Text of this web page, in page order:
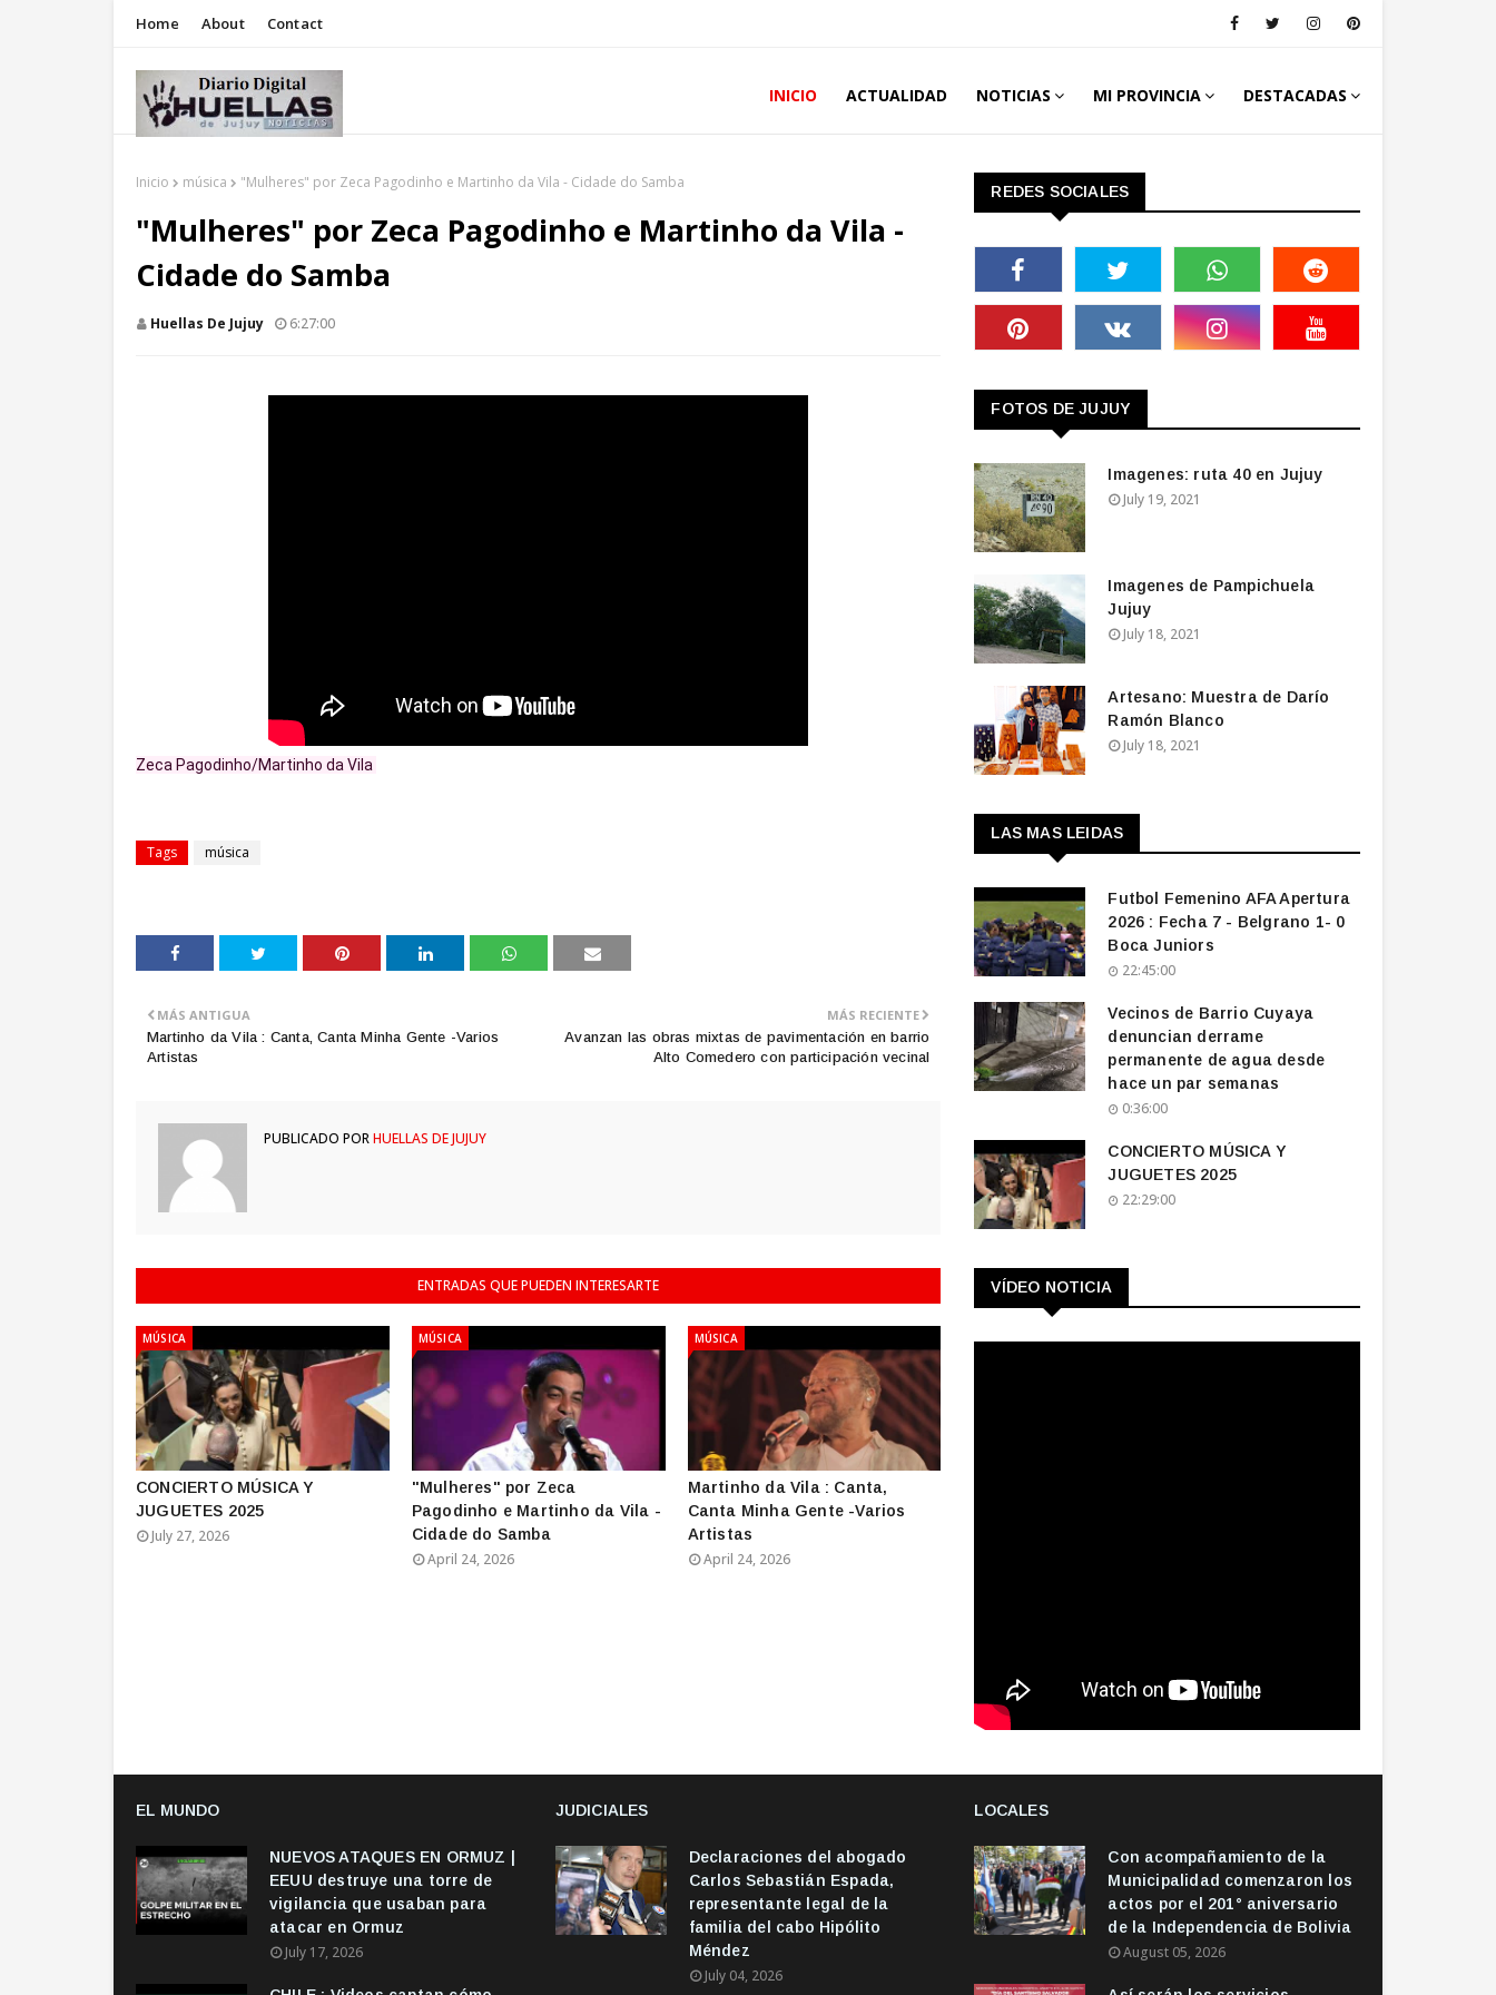
Home About Contact
INICIO ACTUALIDAD NOTICIAS MI PROVINCIA DESTACADAS
Inicio música "Mulheres" por Zeca Pagodinho e Martinho da Vila - Cidade do Samba
"Mulheres" por Zeca Pagodinho e Martinho da Vila -
Cidade do Samba
Huellas De Jujuy 6:27:00
Zeca Pagodinho/Martinho da Vila
Tags música
MÁS RECIENTE
Avanzan las obras mixtas de pavimentación en barrio
Alto Comedero con participación vecinal
MÁS ANTIGUA
Martinho da Vila : Canta, Canta Minha Gente -Varios
Artistas
PUBLICADO PORHUELLAS DE JUJUY
ENTRADAS QUE PUEDEN INTERESARTE
MÚSICA
CONCIERTO MÚSICA Y
JUGUETES 2025
July 27, 2026
MÚSICA
"Mulheres" por Zeca
Pagodinho e Martinho da Vila -
Cidade do Samba
April 24, 2026
MÚSICA
Martinho da Vila : Canta,
Canta Minha Gente -Varios
Artistas
April 24, 2026
REDES SOCIALES
FOTOS DE JUJUY
Imagenes: ruta 40 en Jujuy
July 19, 2021
Imagenes de Pampichuela
Jujuy
July 18, 2021
Artesano: Muestra de Darío
Ramón Blanco
July 18, 2021
LAS MAS LEIDAS
Futbol Femenino AFA Apertura
2026 : Fecha 7 - Belgrano 1- 0
Boca Juniors
22:45:00
Vecinos de Barrio Cuyaya
denuncian derrame
permanente de agua desde
hace un par semanas
0:36:00
CONCIERTO MÚSICA Y
JUGUETES 2025
22:29:00
VÍDEO NOTICIA
EL MUNDO
NUEVOS ATAQUES EN ORMUZ |
EEUU destruye una torre de
vigilancia que usaban para
atacar en Ormuz
July 17, 2026
JUDICIALES
Declaraciones del abogado
Carlos Sebastián Espada,
representante legal de la
familia del cabo Hipólito
Méndez
July 04, 2026
LOCALES
Con acompañamiento de la
Municipalidad comenzaron los
actos por el 201° aniversario
de la Independencia de Bolivia
August 05, 2026